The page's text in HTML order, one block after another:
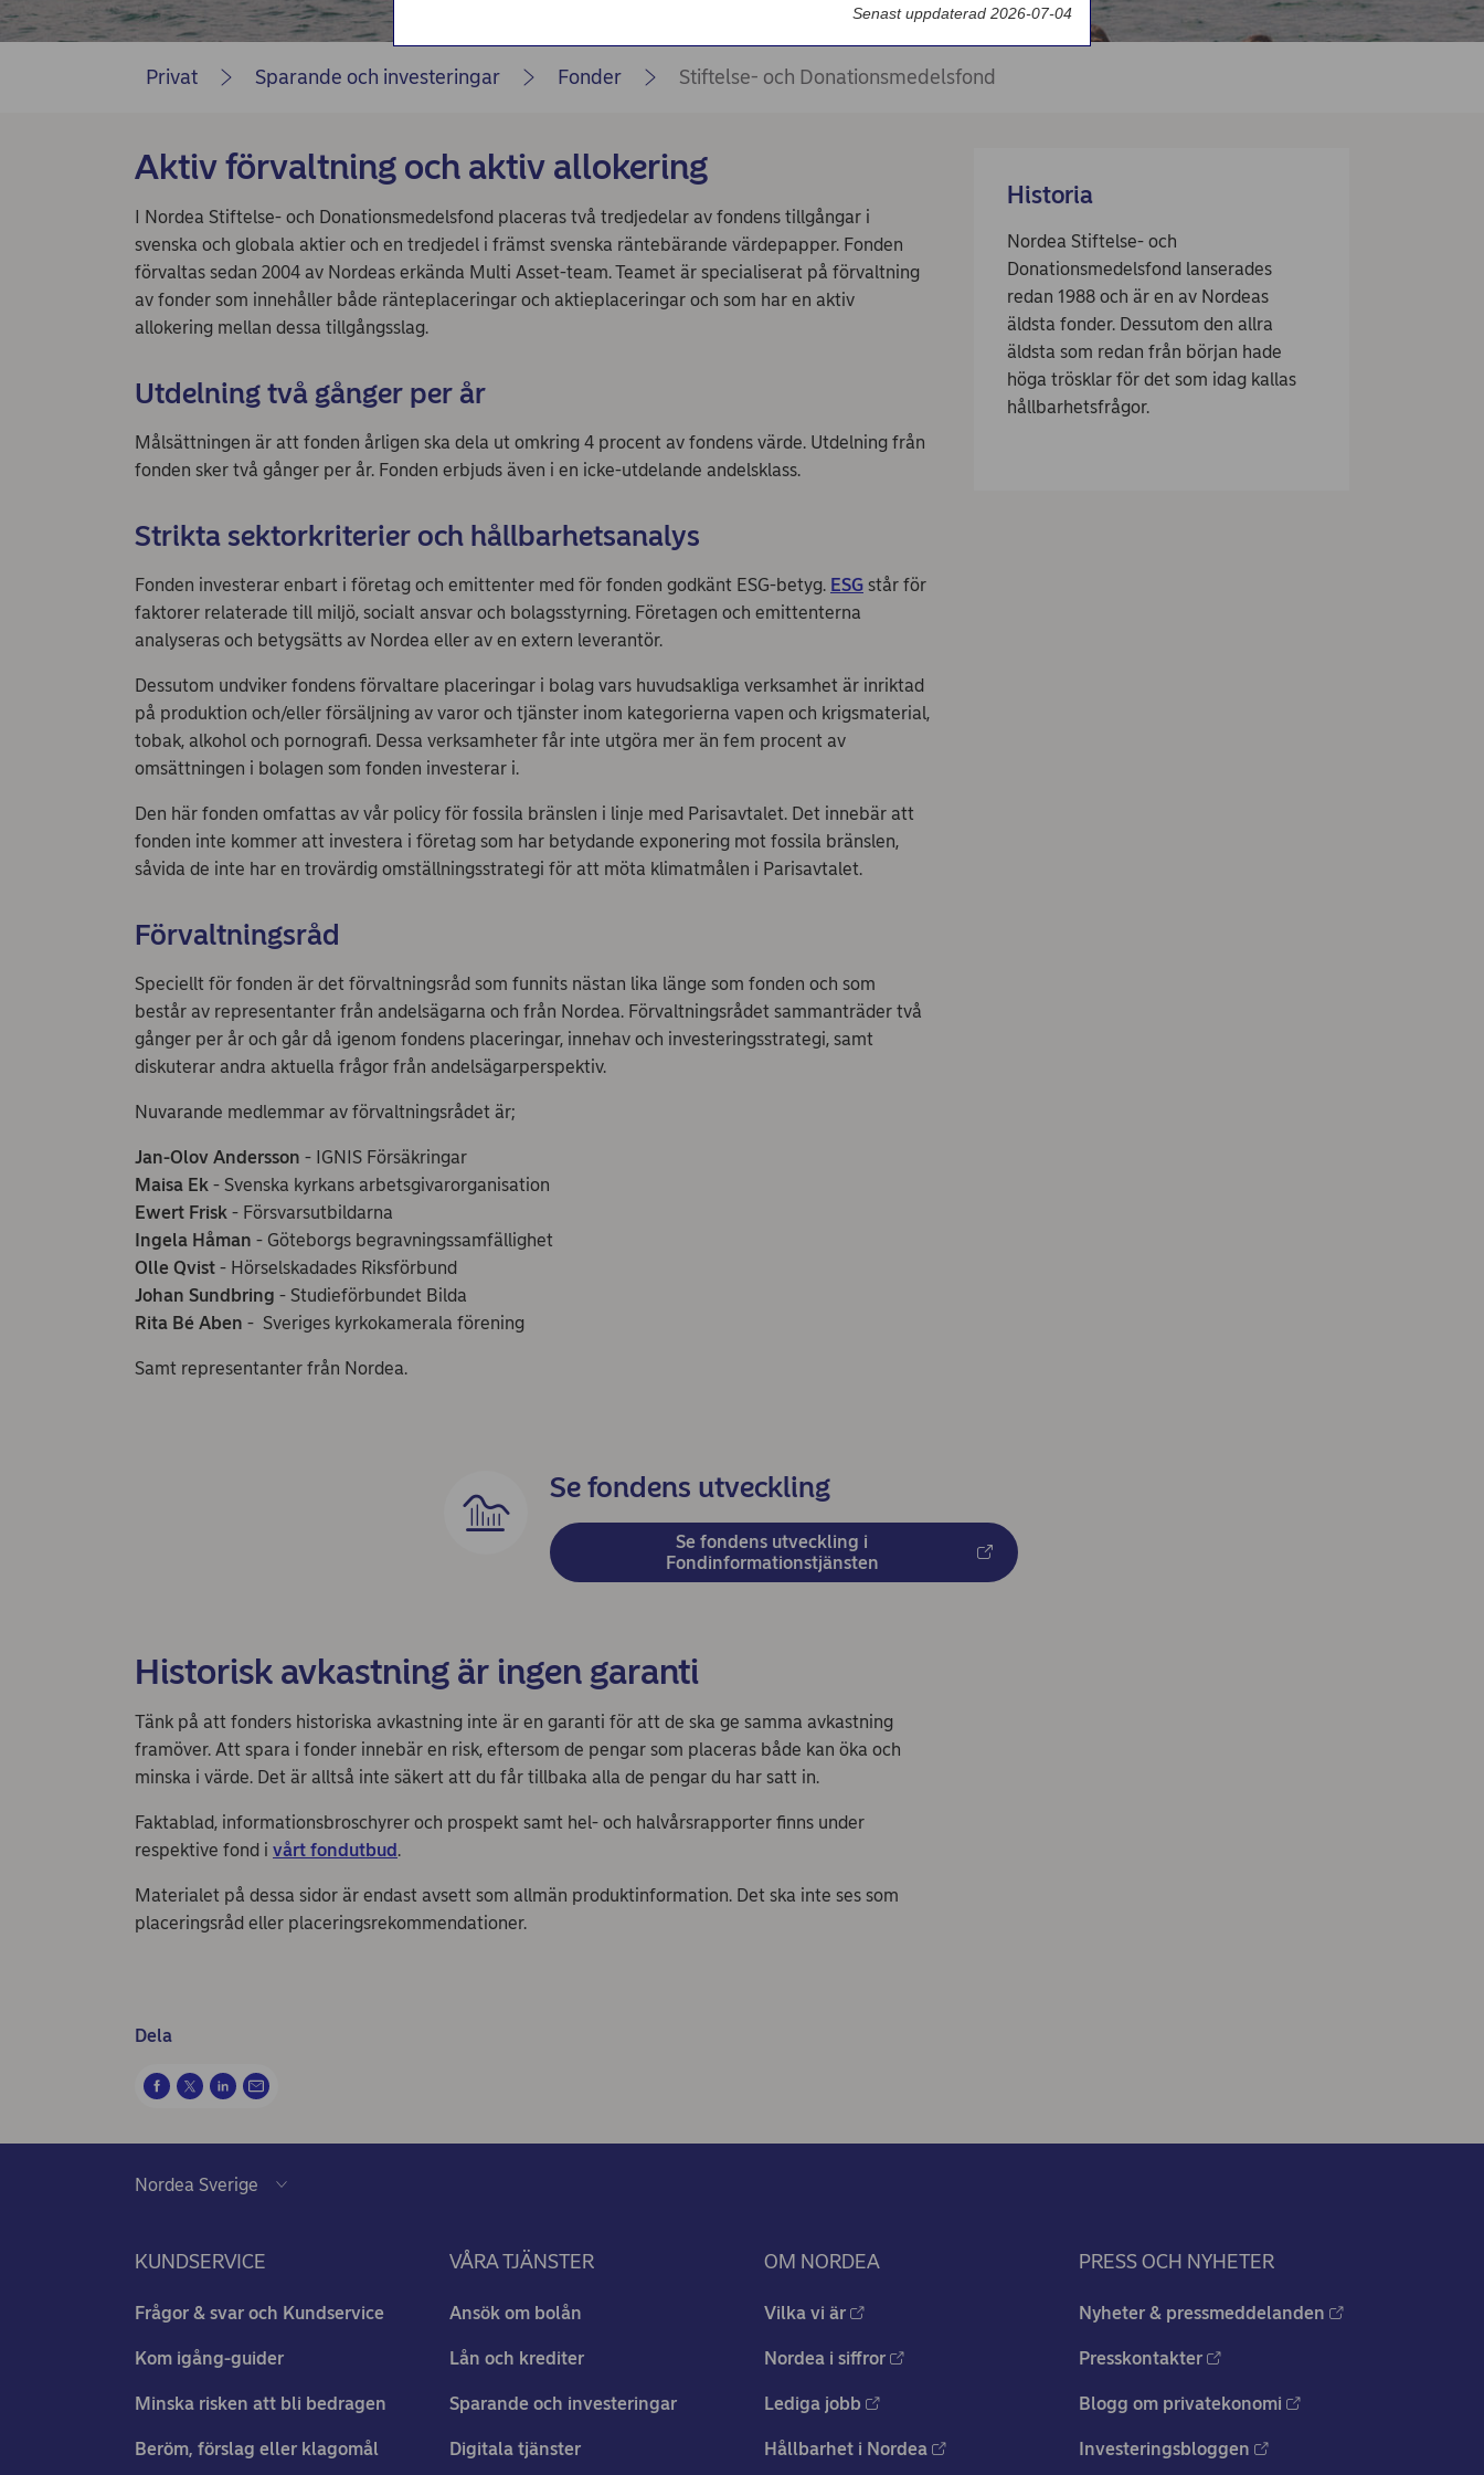
eBeställningar
Nordea Swish företagsverktyg
Självserviceportalen
Privat Sparande och investeringar Fonder Stiftelse- och Donationsmedelsfond
Aktiv förvaltning och aktiv allokering
I Nordea Stiftelse- och Donationsmedelsfond placeras två tredjedelar av fondens tillgångar i
svenska och globala aktier och en tredjedel i främst svenska räntebärande värdepapper. Fonden
förvaltas sedan 2004 av Nordeas erkända Multi Asset-team. Teamet är specialiserat på förvaltning
av fonder som innehåller både ränteplaceringar och aktieplaceringar och som har en aktiv
allokering mellan dessa tillgångsslag.
Utdelning två gånger per år
Målsättningen är att fonden årligen ska dela ut omkring 4 procent av fondens värde. Utdelning från
fonden sker två gånger per år. Fonden erbjuds även i en icke-utdelande andelsklass.
Strikta sektorkriterier och hållbarhetsanalys
Fonden investerar enbart i företag och emittenter med för fonden godkänt ESG-betyg. ESG står för
faktorer relaterade till miljö, socialt ansvar och bolagsstyrning. Företagen och emittenterna
analyseras och betygsätts av Nordea eller av en extern leverantör.
Dessutom undviker fondens förvaltare placeringar i bolag vars huvudsakliga verksamhet är inriktad
på produktion och/eller försäljning av varor och tjänster inom kategorierna vapen och krigsmaterial,
tobak, alkohol och pornografi. Dessa verksamheter får inte utgöra mer än fem procent av
omsättningen i bolagen som fonden investerar i.
Den här fonden omfattas av vår policy för fossila bränslen i linje med Parisavtalet. Det innebär att
fonden inte kommer att investera i företag som har betydande exponering mot fossila bränslen,
såvida de inte har en trovärdig omställningsstrategi för att möta klimatmålen i Parisavtalet.
Förvaltningsråd
Speciellt för fonden är det förvaltningsråd som funnits nästan lika länge som fonden och som
består av representanter från andelsägarna och från Nordea. Förvaltningsrådet sammanträder två
gånger per år och går då igenom fondens placeringar, innehav och investeringsstrategi, samt
diskuterar andra aktuella frågor från andelsägarperspektiv.
Nuvarande medlemmar av förvaltningsrådet är;
Jan-Olov Andersson - IGNIS Försäkringar
Maisa Ek - Svenska kyrkans arbetsgivarorganisation
Ewert Frisk - Försvarsutbildarna
Ingela Håman - Göteborgs begravningssamfällighet
Olle Qvist - Hörselskadades Riksförbund
Johan Sundbring - Studieförbundet Bilda
Rita Bé Aben - Sveriges kyrkokamerala förening
Samt representanter från Nordea.
Historia
Nordea Stiftelse- och
Donationsmedelsfond lanserades
redan 1988 och är en av Nordeas
äldsta fonder. Dessutom den allra
äldsta som redan från början hade
höga trösklar för det som idag kallas
hållbarhetsfrågor.
Se fondens utveckling
Se fondens utveckling i
Fondinformationstjänsten
Historisk avkastning är ingen garanti
Tänk på att fonders historiska avkastning inte är en garanti för att de ska ge samma avkastning
framöver. Att spara i fonder innebär en risk, eftersom de pengar som placeras både kan öka och
minska i värde. Det är alltså inte säkert att du får tillbaka alla de pengar du har satt in.
Faktablad, informationsbroschyrer och prospekt samt hel- och halvårsrapporter finns under
respektive fond i vårt fondutbud.
Materialet på dessa sidor är endast avsett som allmän produktinformation. Det ska inte ses som
placeringsråd eller placeringsrekommendationer.
Dela
KUNDSERVICE
Frågor & svar och Kundservice
Kom igång-guider
Minska risken att bli bedragen
Beröm, förslag eller klagomål
VÅRA TJÄNSTER
Ansök om bolån
Lån och krediter
Sparande och investeringar
Digitala tjänster
OM NORDEA
Vilka vi är
Nordea i siffror
Lediga jobb
Hållbarhet i Nordea
PRESS OCH NYHETER
Nyheter & pressmeddelanden
Presskontakter
Blogg om privatekonomi
Investeringsbloggen
Senast uppdaterad 2026-07-04